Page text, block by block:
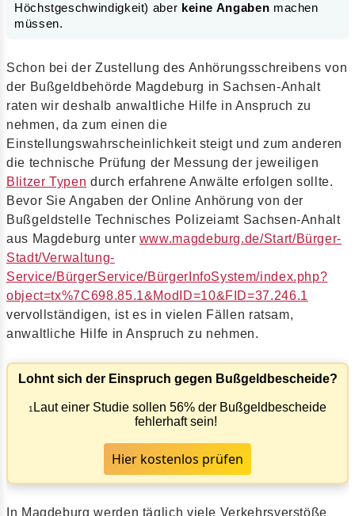
Höchstgeschwindigkeit) aber keine Angaben machen
müssen.
Schon bei der Zustellung des Anhörungsschreibens von
der Bußgeldbehörde Magdeburg in Sachsen-Anhalt
raten wir deshalb anwaltliche Hilfe in Anspruch zu
nehmen, da zum einen die
Einstellungswahrscheinlichkeit steigt und zum anderen
die technische Prüfung der Messung der jeweiligen
Blitzer Typen durch erfahrene Anwälte erfolgen sollte.
Bevor Sie Angaben der Online Anhörung von der
Bußgeldstelle Technisches Polizeiamt Sachsen-Anhalt
aus Magdeburg unter www.magdeburg.de/Start/Bürger-
Stadt/Verwaltung-
Service/BürgerService/BürgerInfoSystem/index.php?
object=tx%7C698.85.1&ModID=10&FID=37.246.1
vervollständigen, ist es in vielen Fällen ratsam,
anwaltliche Hilfe in Anspruch zu nehmen.
Lohnt sich der Einspruch gegen Bußgeldbescheide?
1 Laut einer Studie sollen 56% der Bußgeldbescheide
fehlerhaft sein!
Hier kostenlos prüfen
In Magdeburg werden täglich viele Verkehrsverstöße